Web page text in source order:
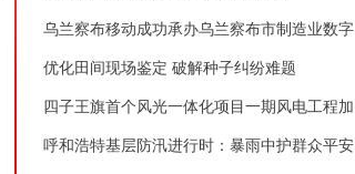
乌兰察布移动成功承办乌兰察布市制造业数字
化转型试点专题培训会
优化田间现场鉴定 破解种子纠纷难题
四子王旗首个风光一体化项目一期风电工程加
速推进
呼和浩特基层防汛进行时：暴雨中护群众平安